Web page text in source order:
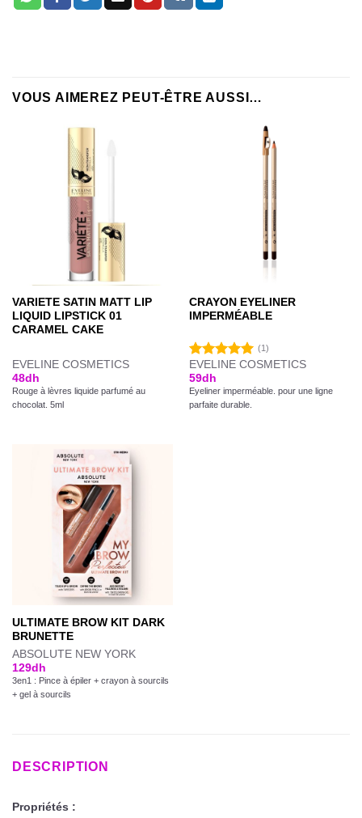
VOUS AIMEREZ PEUT-ÊTRE AUSSI…
VARIETE SATIN MATT LIP
LIQUID LIPSTICK 01
CARAMEL CAKE
EVELINE COSMETICS
48dh
Rouge à lèvres liquide parfumé au
chocolat. 5ml
CRAYON EYELINER
IMPERMÉABLE
Note5.00
sur 5
(1)
EVELINE COSMETICS
59dh
Eyeliner imperméable. pour une ligne
parfaite durable.
ULTIMATE BROW KIT DARK
BRUNETTE
ABSOLUTE NEW YORK
129dh
3en1 : Pince à épiler + crayon à sourcils
+ gel à sourcils
DESCRIPTION
Propriétés :